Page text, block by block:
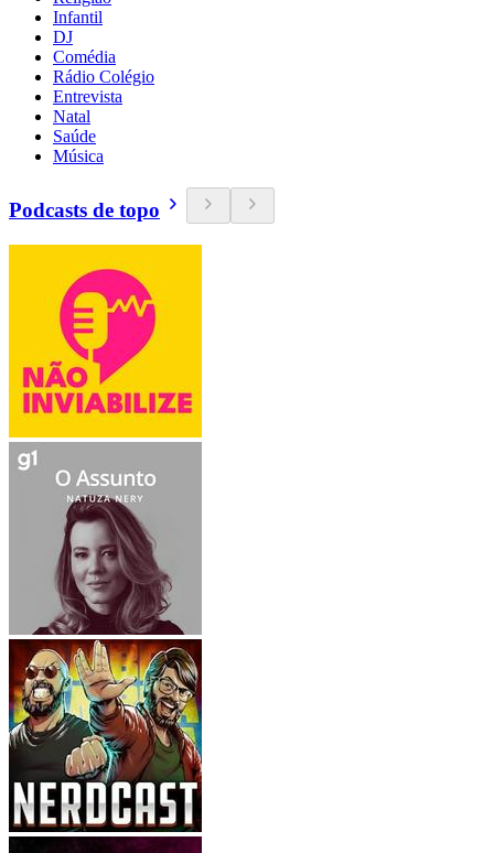
Infantil
DJ
Comédia
Rádio Colégio
Entrevista
Natal
Saúde
Música
Podcasts de topo